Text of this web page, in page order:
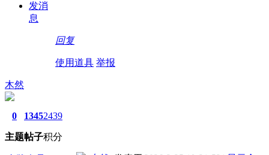
发消
息
回复
使用道具 举报
木然
0
主题
1345
帖子
2439
积分